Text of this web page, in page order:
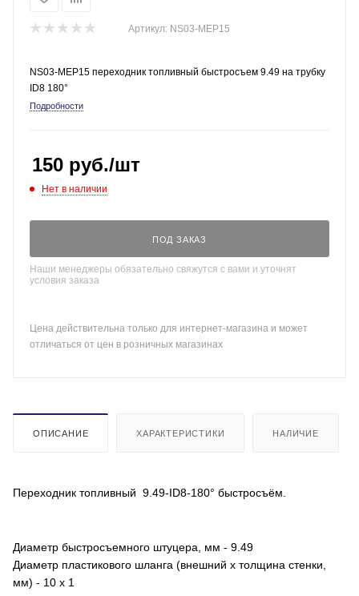
Артикул: NS03-MEP15
NS03-MEP15 переходник топливный быстросъем 9.49 на трубку
ID8 180°
Подробности
150 руб./шт
Нет в наличии
ПОД ЗАКАЗ
Наши менеджеры обязательно свяжутся с вами и уточнят
условия заказа
Цена действительна только для интернет-магазина и может
отличаться от цен в розничных магазинах
ОПИСАНИЕ ХАРАКТЕРИСТИКИ НАЛИЧИЕ
Переходник топливный 9.49-ID8-180° быстросъём.
Диаметр быстросъемного штуцера, мм - 9.49
Диаметр пластикового шланга (внешний х толщина стенки,
мм) - 10 x 1